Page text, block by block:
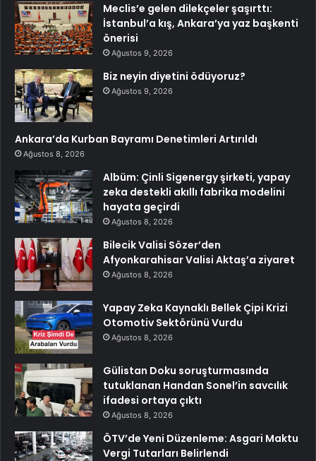
Meclis’e gelen dilekçeler şaşırttı:
İstanbul’a kış, Ankara’ya yaz başkenti
önerisi
Ağustos 9, 2026
Biz neyin diyetini ödüyoruz?
Ağustos 9, 2026
Ankara’da Kurban Bayramı Denetimleri Artırıldı
Ağustos 8, 2026
Albüm: Çinli Sigenergy şirketi, yapay
zeka destekli akıllı fabrika modelini
hayata geçirdi
Ağustos 8, 2026
Bilecik Valisi Sözer’den
Afyonkarahisar Valisi Aktaş’a ziyaret
Ağustos 8, 2026
Yapay Zeka Kaynaklı Bellek Çipi Krizi
Otomotiv Sektörünü Vurdu
Ağustos 8, 2026
Gülistan Doku soruşturmasında
tutuklanan Handan Sonel’in savcılık
ifadesi ortaya çıktı
Ağustos 8, 2026
ÖTV’de Yeni Düzenleme: Asgari Maktu
Vergi Tutarları Belirlendi